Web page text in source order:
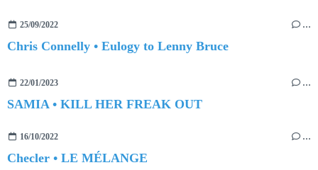
25/09/2022 …
Chris Connelly • Eulogy to Lenny Bruce
22/01/2023 …
SAMIA • KILL HER FREAK OUT
16/10/2022 …
Checler • LE MÉLANGE